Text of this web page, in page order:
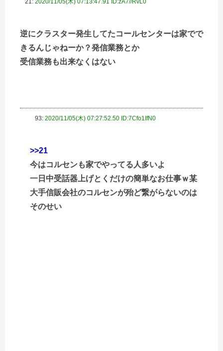
21: 2020/11/05(木) 07:13:47.91 ID:zA7//RvL0
逆にクラスター発生してたコールセンターは家でで
きるんじゃねーか？発信業務とか
受信業務も出来なくはない
93: 2020/11/05(木) 07:27:52.50 ID:7Cfo1IfN0
>>21
今はコルセンも家でやってる人多いよ
一日中受話器上げとくだけの簡単なお仕事ｗ某
大手信販会社のコルセンが殆ど繋がらないのは
そのせい